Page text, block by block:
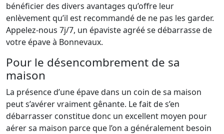
bénéficier des divers avantages qu’offre leur
enlèvement qu’il est recommandé de ne pas les garder.
Appelez-nous 7j/7, un épaviste agréé se débarrasse de
votre épave à Bonnevaux.
Pour le désencombrement de sa
maison
La présence d’une épave dans un coin de sa maison
peut s’avérer vraiment gênante. Le fait de s’en
débarrasser constitue donc un excellent moyen pour
aérer sa maison parce que l’on a généralement besoin